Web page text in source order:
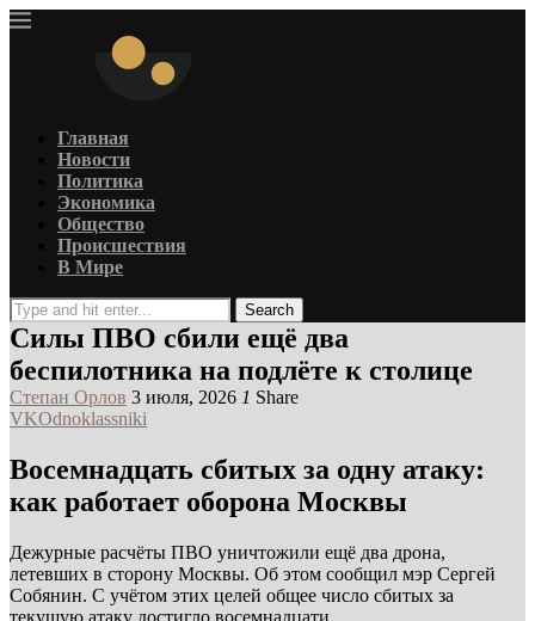
Главная
Новости
Политика
Экономика
Общество
Происшествия
В Мире
Search
Силы ПВО сбили ещё два
беспилотника на подлёте к столице
Степан Орлов 3 июля, 2026 1 Share
VKOdnoklassniki
Восемнадцать сбитых за одну атаку:
как работает оборона Москвы
Дежурные расчёты ПВО уничтожили ещё два дрона,
летевших в сторону Москвы. Об этом сообщил мэр Сергей
Собянин. С учётом этих целей общее число сбитых за
текущую атаку достигло восемнадцати.